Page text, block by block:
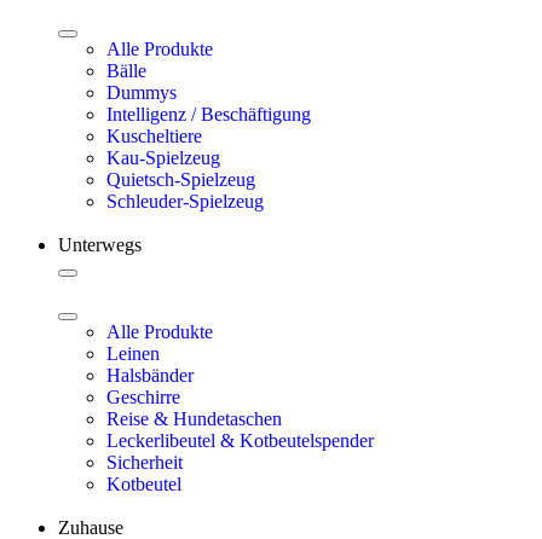
Alle Produkte
Bälle
Dummys
Intelligenz / Beschäftigung
Kuscheltiere
Kau-Spielzeug
Quietsch-Spielzeug
Schleuder-Spielzeug
Unterwegs
Alle Produkte
Leinen
Halsbänder
Geschirre
Reise & Hundetaschen
Leckerlibeutel & Kotbeutelspender
Sicherheit
Kotbeutel
Zuhause